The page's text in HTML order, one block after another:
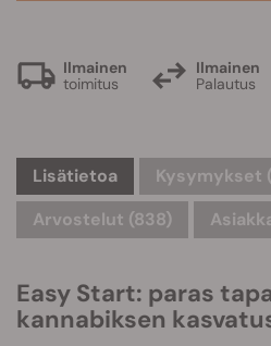
Ilmainen
toimitus
Ilmainen
Palautus
Lisätietoa Kysymykset
Arvostelut (838)
Easy Start: paras
kannabiksen